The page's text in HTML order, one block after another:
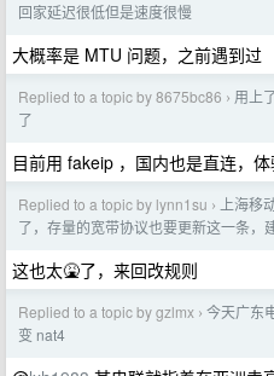
回家延迟很低但是速度很慢
大概率是 MTU 问题，之前遇到过
Replied to a topic by 8675bc86 › 用上
了
目前用 fakeip ，国内也是直连，
Replied to a topic by lynn1su ›
上海移
了，存量的宽带协议也要更新这一条，
这也太🤮了，来回改规则
Replied to a topic by gzlmx › 今天广东
变 nat4